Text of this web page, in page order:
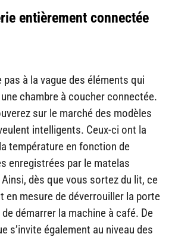
entièrement connectée
pas à la vague des éléments qui
chambre à coucher connectée.
sur le marché des modèles
intelligents. Ceux-ci ont la
température en fonction de
enregistrées par le matelas
dès que vous sortez du lit, ce
en mesure de déverrouiller la porte
démarrer la machine à café. De
s’invite également au niveau des